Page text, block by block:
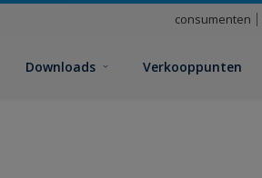
consumenten
Downloads Verkooppunten